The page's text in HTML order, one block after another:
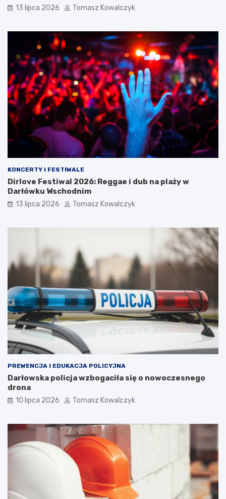
13 lipca 2026 Tomasz Kowalczyk
KONCERTY I FESTIWALE
Dirlove Festiwal 2026: Reggae i dub na plaży w
Darłówku Wschodnim
13 lipca 2026 Tomasz Kowalczyk
PREWENCJA I EDUKACJA POLICYJNA
Darłowska policja wzbogaciła się o nowoczesnego
drona
10 lipca 2026 Tomasz Kowalczyk